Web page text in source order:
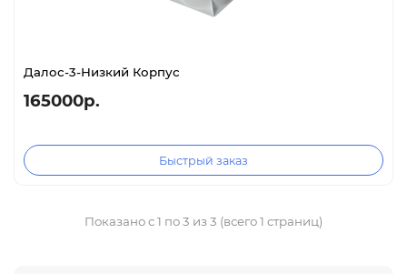
Далос-3-Низкий Корпус
165000р.
Быстрый заказ
Показано с 1 по 3 из 3 (всего 1 страниц)